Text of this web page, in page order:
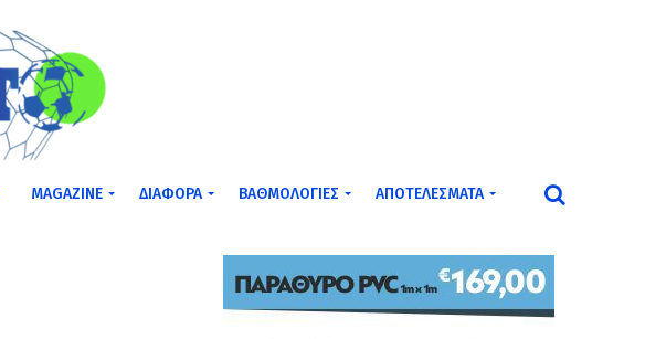
MAGAZINE ΔΙΆΦΟΡΑ ΒΑΘΜΟΛΟΓΊΕΣ ΑΠΟΤΕΛΈΣΜΑΤΑ